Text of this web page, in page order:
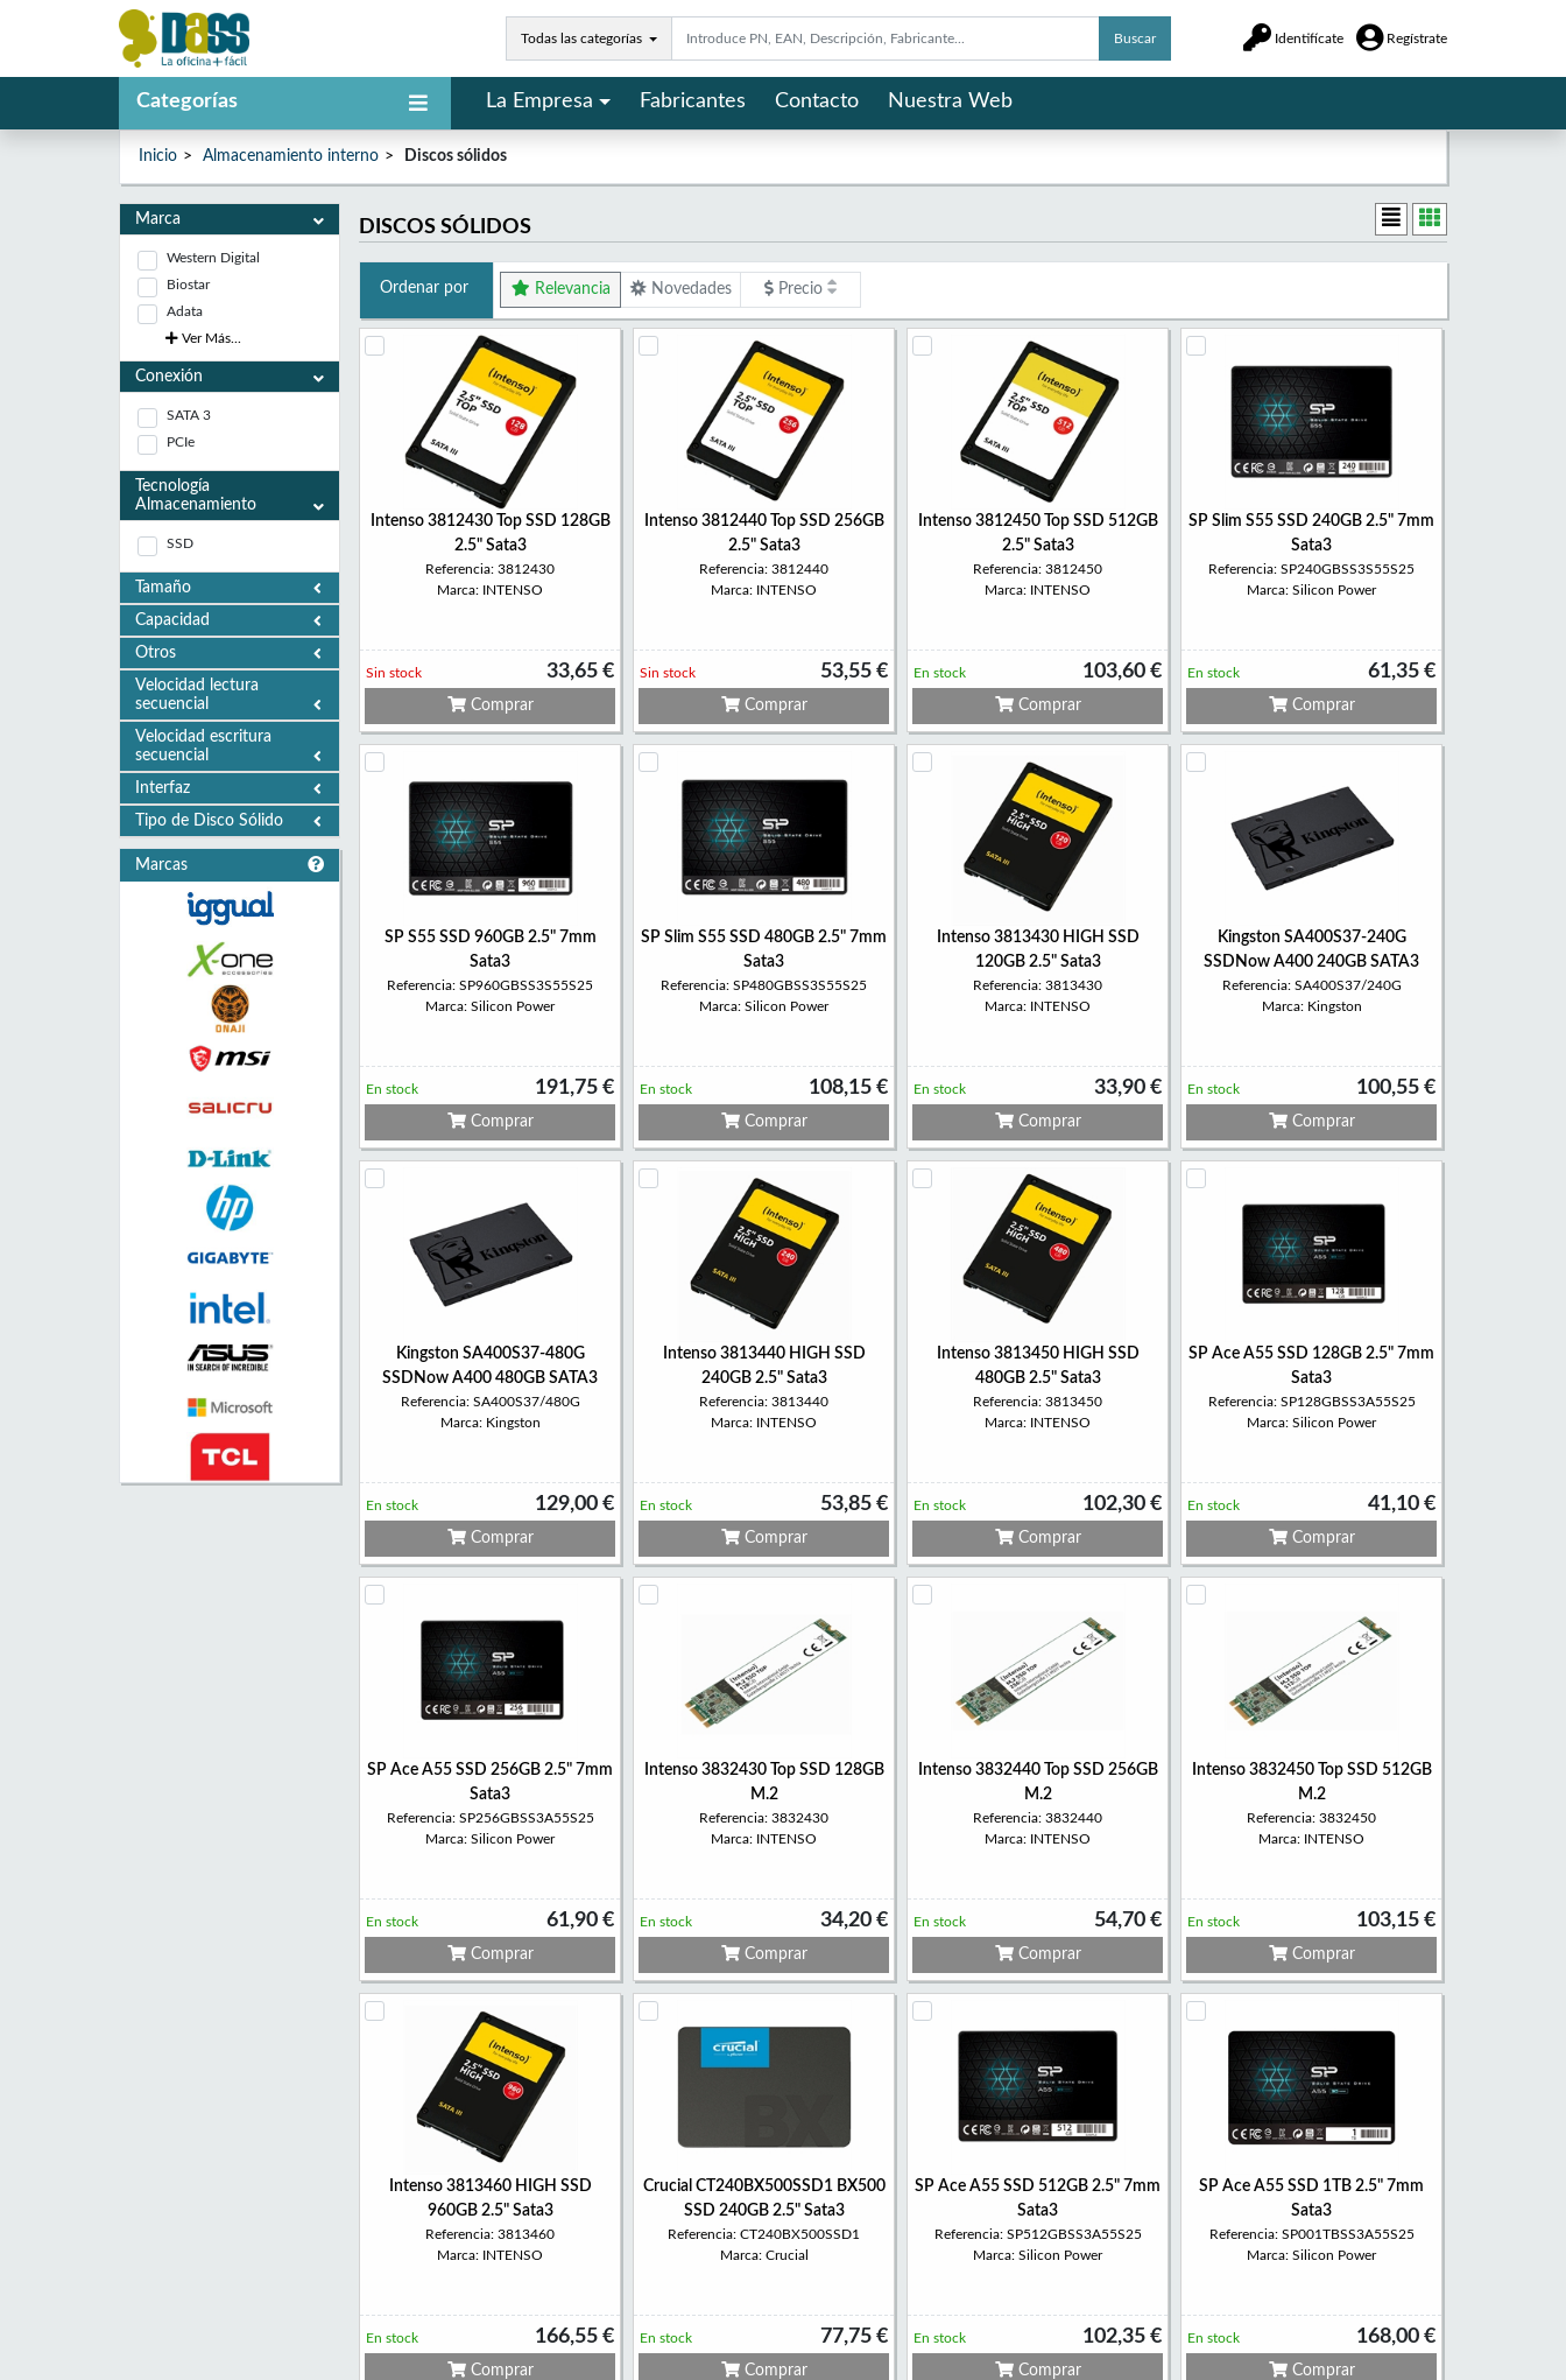
Todas las categorías Buscar Identifícate Regístrate
Categorías La Empresa Fabricantes Contacto Nuestra Web
Inicio Almacenamiento interno Discos sólidos
Marca
Western Digital
Biostar
Adata
Ver Más...
Conexión
SATA 3
PCIe
Tecnología
Almacenamiento
SSD
Tamaño
Capacidad
Otros
Velocidad lectura
secuencial
Velocidad escritura
secuencial
Interfaz
Tipo de Disco Sólido
Marcas
DISCOS SÓLIDOS
Ordenar por Relevancia Novedades Precio
Intenso 3812430 Top SSD 128GB
2.5" Sata3
Referencia: 3812430
Marca: INTENSO
33,65 €
Sin stock
Comprar
Intenso 3812440 Top SSD 256GB
2.5" Sata3
Referencia: 3812440
Marca: INTENSO
53,55 €
Sin stock
Comprar
Intenso 3812450 Top SSD 512GB
2.5" Sata3
Referencia: 3812450
Marca: INTENSO
103,60 €
En stock
Comprar
SP Slim S55 SSD 240GB 2.5" 7mm
Sata3
Referencia: SP240GBSS3S55S25
Marca: Silicon Power
61,35 €
En stock
Comprar
SP S55 SSD 960GB 2.5" 7mm
Sata3
Referencia: SP960GBSS3S55S25
Marca: Silicon Power
191,75 €
En stock
Comprar
SP Slim S55 SSD 480GB 2.5" 7mm
Sata3
Referencia: SP480GBSS3S55S25
Marca: Silicon Power
108,15 €
En stock
Comprar
Intenso 3813430 HIGH SSD
120GB 2.5" Sata3
Referencia: 3813430
Marca: INTENSO
33,90 €
En stock
Comprar
Kingston SA400S37-240G
SSDNow A400 240GB SATA3
Referencia: SA400S37/240G
Marca: Kingston
100,55 €
En stock
Comprar
Kingston SA400S37-480G
SSDNow A400 480GB SATA3
Referencia: SA400S37/480G
Marca: Kingston
129,00 €
En stock
Comprar
Intenso 3813440 HIGH SSD
240GB 2.5" Sata3
Referencia: 3813440
Marca: INTENSO
53,85 €
En stock
Comprar
Intenso 3813450 HIGH SSD
480GB 2.5" Sata3
Referencia: 3813450
Marca: INTENSO
102,30 €
En stock
Comprar
SP Ace A55 SSD 128GB 2.5" 7mm
Sata3
Referencia: SP128GBSS3A55S25
Marca: Silicon Power
41,10 €
En stock
Comprar
SP Ace A55 SSD 256GB 2.5" 7mm
Sata3
Referencia: SP256GBSS3A55S25
Marca: Silicon Power
61,90 €
En stock
Comprar
Intenso 3832430 Top SSD 128GB
M.2
Referencia: 3832430
Marca: INTENSO
34,20 €
En stock
Comprar
Intenso 3832440 Top SSD 256GB
M.2
Referencia: 3832440
Marca: INTENSO
54,70 €
En stock
Comprar
Intenso 3832450 Top SSD 512GB
M.2
Referencia: 3832450
Marca: INTENSO
103,15 €
En stock
Comprar
Intenso 3813460 HIGH SSD
960GB 2.5" Sata3
Referencia: 3813460
Marca: INTENSO
166,55 €
En stock
Comprar
Crucial CT240BX500SSD1 BX500
SSD 240GB 2.5" Sata3
Referencia: CT240BX500SSD1
Marca: Crucial
77,75 €
En stock
Comprar
SP Ace A55 SSD 512GB 2.5" 7mm
Sata3
Referencia: SP512GBSS3A55S25
Marca: Silicon Power
102,35 €
En stock
Comprar
SP Ace A55 SSD 1TB 2.5" 7mm
Sata3
Referencia: SP001TBSS3A55S25
Marca: Silicon Power
168,00 €
En stock
Comprar